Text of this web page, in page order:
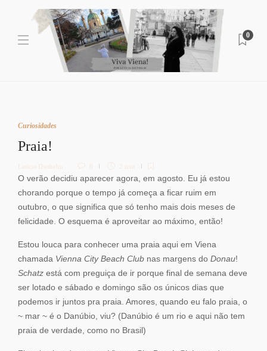
0
Curiosidades
Praia!
Letícia Diethelm 8 2 min
O verão decidiu aparecer agora, em agosto. Eu já estou
chorando porque o tempo já começa a ficar ruim em
outubro, o que significa que só tenho mais dois meses de
felicidade. O esquema é aproveitar ao máximo, então!
Estou louca para conhecer uma praia aqui em Viena
chamada Vienna City Beach Club nas margens do Donau!
Schatz está com preguiça de ir porque final de semana deve
ser lotado e sábado e domingo são os únicos dias que
podemos ir juntos pra praia. Amores, quando eu falo praia, o
~ mar ~ é o Danúbio, viu? (Danúbio é um rio e aqui não tem
praia de verdade, como no Brasil)